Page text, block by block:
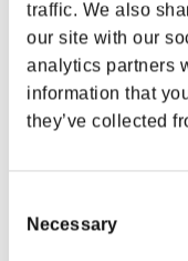
traffic. We also
our site with our
analytics partners
information that
they’ve collected
Selection
Necessary
Nvl. de personaje:
Anti-
Lv.3
Nvl. de personaje: